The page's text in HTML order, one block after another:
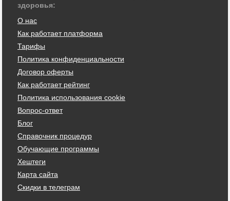
здоровья:
О нас
Как работает платформа
Тарифы
Политика конфиденциальности
Договор оферты
Как работает рейтинг
Политика использования cookie
Вопрос-ответ
Блог
Справочник процедур
Обучающие программы
Хештеги
Карта сайта
Скидки в телеграм